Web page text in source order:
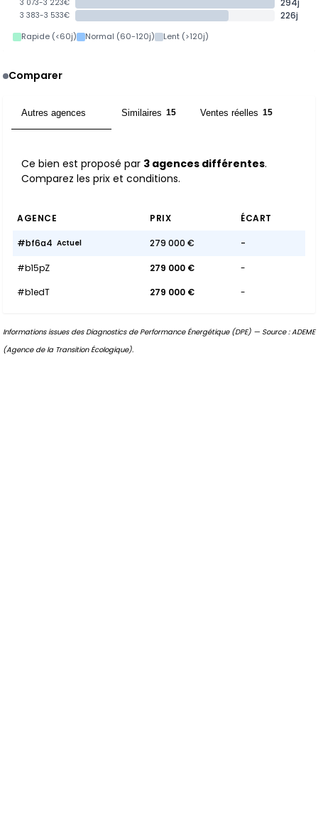
3 073-3 223€ 294j
3 383-3 533€ 226j
Rapide (<60j) Normal (60-120j) Lent (>120j)
Comparer
Autres agences Similaires 15 Ventes réelles 15
Ce bien est proposé par 3 agences différentes.
Comparez les prix et conditions.
AGENCE PRIX ÉCART
#bf6a4 Actuel 279 000 € -
#b15pZ 279 000 €
-
#b1edT
279 000 € -
Informations issues des Diagnostics de Performance Énergétique (DPE) — Source : ADEME
(Agence de la Transition Écologique).